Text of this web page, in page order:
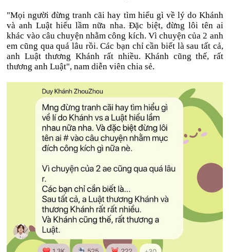
"Mọi người đừng tranh cãi hay tìm hiểu gì về lý do Khánh
và anh Luật hiểu lầm nữa nha. Đặc biệt, đừng lôi tên ai
khác vào câu chuyện nhằm công kích. Vì chuyện của 2 anh
em cũng qua quá lâu rồi. Các bạn chỉ cần biết là sau tất cả,
anh Luật thương Khánh rất nhiều. Khánh cũng thế, rất
thương anh Luật", nam diễn viên chia sẻ.